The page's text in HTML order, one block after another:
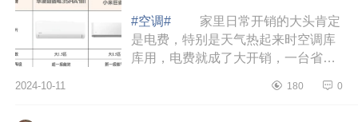
#空调#
家里日常开销的大头肯定
是电费，特别是天气热起来时空调库
库用，电费就成了大开销，一台省电
笔电费，下面小编为大家介绍下华凌
2024-10-11 180 0